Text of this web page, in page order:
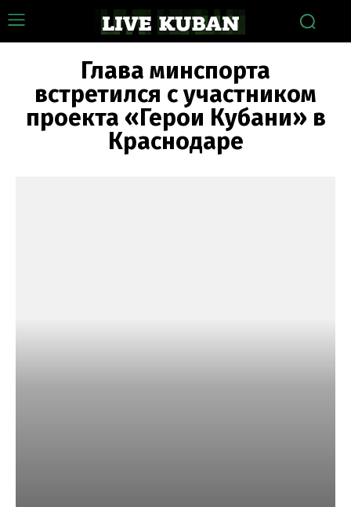
Глава минспорта
встретился с участником
проекта «Герои Кубани» в
Краснодаре